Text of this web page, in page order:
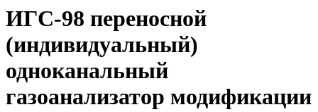
ИГС-98 переносной
(индивидуальный)
одноканальный
газоанализатор модификации